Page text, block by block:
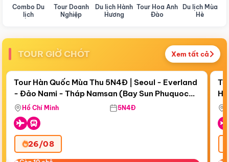
Combo Du
lịch
Tour Doanh
Nghiệp
Du lịch Hành
Hương
Tour Hoa Anh
Đào
Du lịch Mùa
Hè
TOUR GIỜ CHÓT Xem tất cả
Còn18 ngày 11:18:31
Bay Sun Phuquoc Airways
Điểm nổi bật
Tour Hàn Quốc Mùa Thu 5N4Đ | Seoul - Everland
- Đảo Nami - Tháp Namsan (Bay Sun Phuquoc
Airways)
Hồ Chí Minh 5N4Đ
26/08